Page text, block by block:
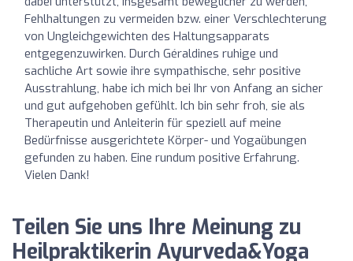
Fehlhaltungen zu vermeiden bzw. einer Verschlechterung
von Ungleichgewichten des Haltungsapparats
entgegenzuwirken. Durch Géraldines ruhige und
sachliche Art sowie ihre sympathische, sehr positive
Ausstrahlung, habe ich mich bei Ihr von Anfang an sicher
und gut aufgehoben gefühlt. Ich bin sehr froh, sie als
Therapeutin und Anleiterin für speziell auf meine
Bedürfnisse ausgerichtete Körper- und Yogaübungen
gefunden zu haben. Eine rundum positive Erfahrung.
Vielen Dank!
Teilen Sie uns Ihre Meinung zu
Heilpraktikerin Ayurveda&Yoga